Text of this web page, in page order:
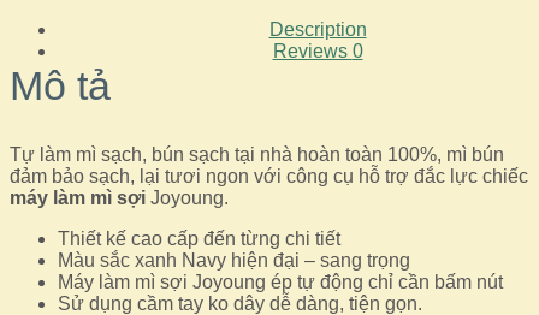
Joyoung
tự
động
khuôn
số
lượng
Description
Reviews 0
Mô tả
Tự làm mì sạch, bún sạch tại nhà hoàn toàn 100%, mì bún
đảm bảo sạch, lại tươi ngon với công cụ hỗ trợ đắc lực chiếc
máy làm mì sợi Joyoung.
Thiết kế cao cấp đến từng chi tiết
Màu sắc xanh Navy hiện đại – sang trọng
Máy làm mì sợi Joyoung ép tự động chỉ cần bấm nút
Sử dụng cầm tay ko dây dễ dàng, tiện gọn.